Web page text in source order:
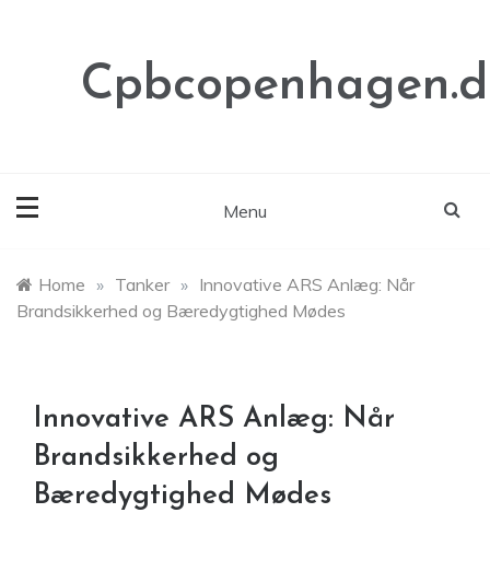
Menu
Home » Tanker » Innovative ARS Anlæg: Når
Brandsikkerhed og Bæredygtighed Mødes
Innovative ARS Anlæg: Når
Brandsikkerhed og
Bæredygtighed Mødes